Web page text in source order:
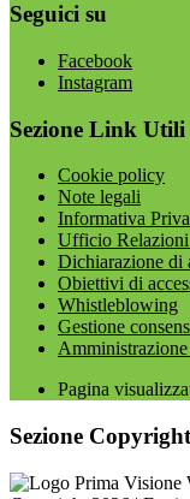
Seguici su
Facebook
Instagram
Sezione Link Utili
Cookie policy
Note legali
Informativa
Ufficio
Dichiarazione di
Obiettivi di
Whistleblowing
Gestione
Amministrazione
Pagina
Sezione Copyright